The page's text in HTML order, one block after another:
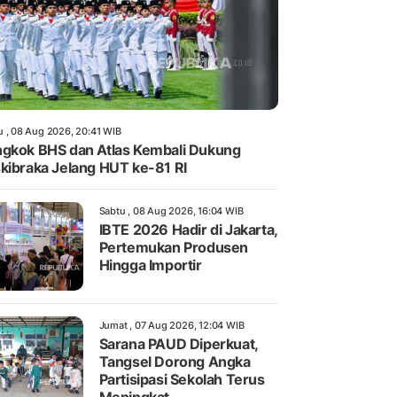
, 08 Aug 2026, 20:41 WIB
BHS dan Atlas Kembali Dukung
Jelang HUT ke-81 RI
Sabtu , 08 Aug 2026, 16:04 WIB
IBTE 2026 Hadir di Jakarta,
Pertemukan Produsen
Hingga Importir
Jumat , 07 Aug 2026, 12:04 WIB
Sarana PAUD Diperkuat,
Tangsel Dorong Angka
Partisipasi Sekolah Terus